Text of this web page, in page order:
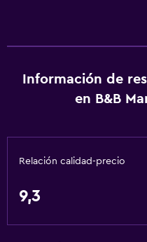
Información de
en B&B
Relación calidad-precio
9,3